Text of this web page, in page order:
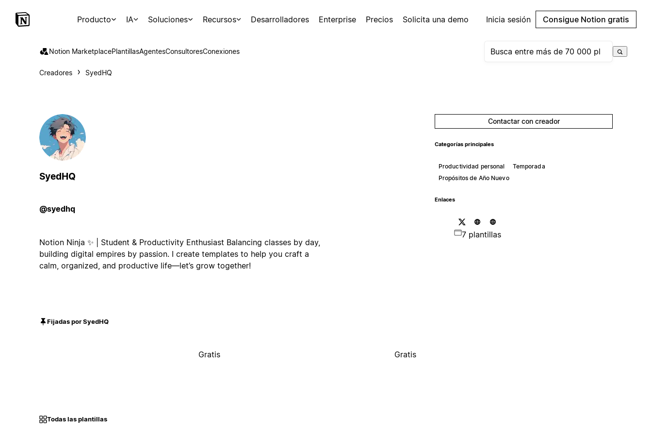
Producto IA Soluciones Recursos Desarrolladores Enterprise Precios Solicita una demo Inicia sesión Consigue Notion gratis
Notion MarketplacePlantillasAgentesConsultoresConexiones
Creadores SyedHQ
SyedHQ
@syedhq
Notion Ninja ✨ | Student & Productivity Enthusiast Balancing classes by day,
building digital empires by passion. I create templates to help you craft a
calm, organized, and productive life—let’s grow together!
Contactar con creador
Categorías principales
Productividad personal
Temporada
Propósitos de Año Nuevo
Enlaces
7 plantillas
Fijadas por SyedHQ
Gratis Gratis
Todas las plantillas